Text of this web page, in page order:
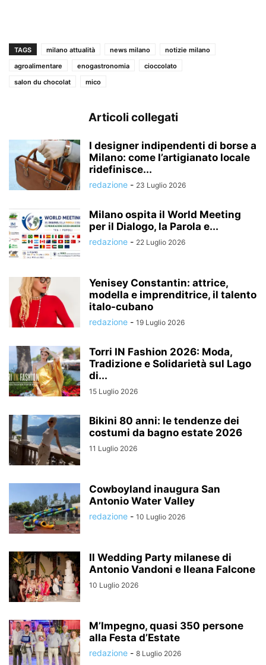
TAGS milano attualità news milano
notizie milano
agroalimentare
enogastronomia
cioccolato
salon du chocolat
mico
Articoli collegati
I designer indipendenti di borse a
Milano: come l’artigianato locale
ridefinisce...
redazione - 23 Luglio 2026
Milano ospita il World Meeting
per il Dialogo, la Parola e...
redazione - 22 Luglio 2026
Yenisey Constantin: attrice,
modella e imprenditrice, il talento
italo-cubano
redazione - 19 Luglio 2026
Torri IN Fashion 2026: Moda,
Tradizione e Solidarietà sul Lago
di...
15 Luglio 2026
Bikini 80 anni: le tendenze dei
costumi da bagno estate 2026
11 Luglio 2026
Cowboyland inaugura San
Antonio Water Valley
redazione - 10 Luglio 2026
Il Wedding Party milanese di
Antonio Vandoni e Ileana Falcone
10 Luglio 2026
M’Impegno, quasi 350 persone
alla Festa d’Estate
redazione - 8 Luglio 2026